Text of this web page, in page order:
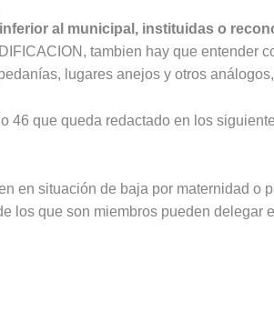
al municipal, instituidas o
tambien hay que entender
lugares anejos y otros
46 que queda redactado en los
en situación de baja por maternidad o
los que son miembros pueden delegar